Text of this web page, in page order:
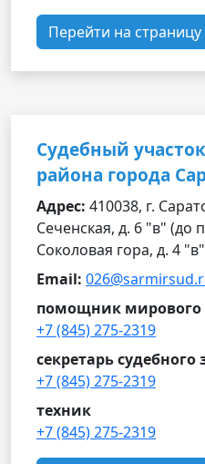
Перейти на страницу
Судебный
района города
Адрес: 410038, г.
Сеченская, д. 6 "в" (до
Соколовая гора, д. 4
Email:
помощник мирового
+7 (845) 275-2319
секретарь судебного
+7 (845) 275-2319
техник
+7 (845) 275-2319